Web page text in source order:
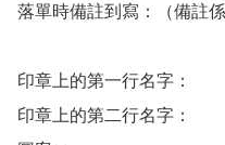
落單時備註到寫：（備註
印章上的第一行名字：
印章上的第二行名字：